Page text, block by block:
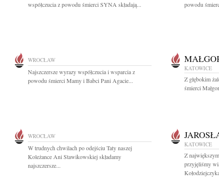
współczucia z powodu śmierci SYNA składają...
powodu
WROCŁAW
Najszczersze wyrazy współczucia i wsparcia z
powodu śmierci Mamy i Babci Pani Agacie...
KATOWICE
Z głębokim
śmierci
WROCŁAW
W trudnych chwilach po odejściu Taty naszej
Koleżance Ani Stawikowskiej składamy
najszczersze...
KATOWICE
Z
przyjęliśmy